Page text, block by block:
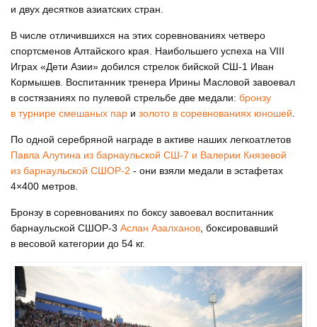
и двух десятков азиатских стран.
В числе отличившихся на этих соревнованиях четверо
спортсменов Алтайского края. Наибольшего успеха на VIII
Играх «Дети Азии» добился стрелок бийской СШ-1 Иван
Кормышев. Воспитанник тренера Ирины Масловой завоевал
в состязаниях по пулевой стрельбе две медали: бронзу
в турнире смешаных пар и золото в соревнованиях юношей
По одной серебряной награде в активе наших легкоатлетов
Павла Алутина из барнаульской СШ-7 и Валерии Князевой
из барнаульской СШОР-2 - они взяли медали в эстафетах
4×400 метров.
Бронзу в соревнованиях по боксу завоевал воспитанник
барнаульской СШОР-3 Аслан Азалханов , боксировавший
в весовой категории до 54 кг.